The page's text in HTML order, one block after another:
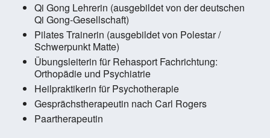
Qi Gong Lehrerin (ausgebildet von der deutschen
Qi Gong-Gesellschaft)
Pilates Trainerin (ausgebildet von Polestar /
Schwerpunkt Matte)
Übungsleiterin für Rehasport Fachrichtung:
Orthopädie und Psychiatrie
Heilpraktikerin für Psychotherapie
Gesprächstherapeutin nach Carl Rogers
Paartherapeutin